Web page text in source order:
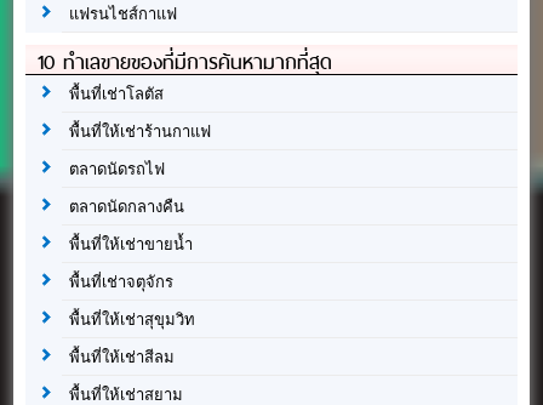
แฟรนไชส์กาแฟ
10 ทำเลขายของที่มีการค้นหามากที่สุด
พื้นที่เช่าโลตัส
พื้นที่ให้เช่าร้านกาแฟ
ตลาดนัดรถไฟ
ตลาดนัดกลางคืน
พื้นที่ให้เช่าขายน้ำ
พื้นที่เช่าจตุจักร
พื้นที่ให้เช่าสุขุมวิท
พื้นที่ให้เช่าสีลม
พื้นที่ให้เช่าสยาม